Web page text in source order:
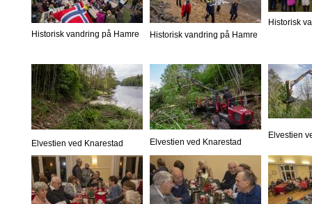
Historisk vandring på Hamre Historisk vandring på Hamre
Historisk
Elvestien ved Knarestad Elvestien ved Knarestad
Elvestien